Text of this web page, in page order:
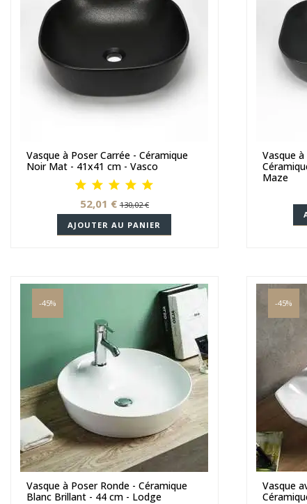
Vasque à Poser Carrée - Céramique
Noir Mat - 41x41 cm - Vasco
52,01 €130,02 €
AJOUTER AU PANIER
Vasque
Maze
-45%
Vasque à Poser Ronde - Céramique
Blanc Brillant - 44 cm - Lodge
-45%
Vasque